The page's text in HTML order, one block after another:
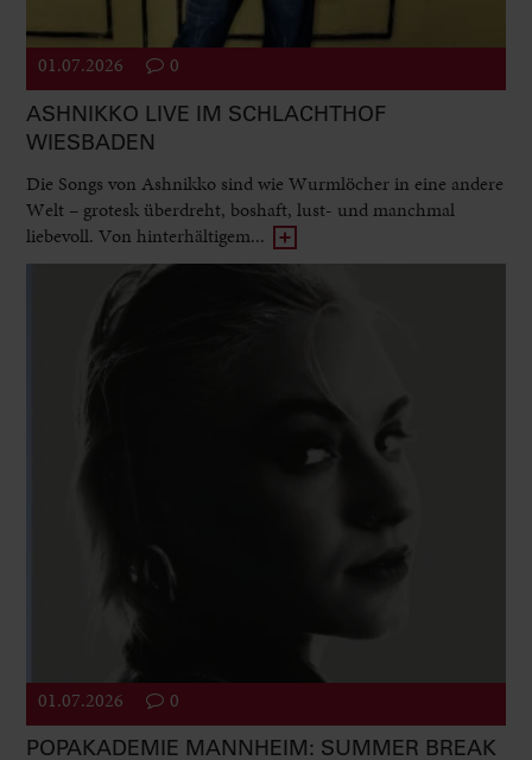
01.07.2026 0
ASHNIKKO LIVE IM SCHLACHTHOF
WIESBADEN
Die Songs von Ashnikko sind wie Wurmlöcher in eine andere
Welt – grotesk überdreht, boshaft, lust- und manchmal
liebevoll. Von hinterhältigem...
01.07.2026 0
POPAKADEMIE MANNHEIM: SUMMER BREAK